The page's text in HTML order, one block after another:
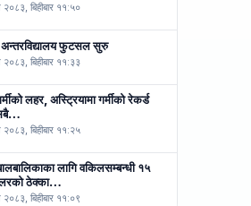
बिहीबार ११:५०
फुटसल सुरु
बिहीबार ११:३३
लहर, अस्ट्रियामा गर्मीको रेकर्ड
बिहीबार ११:२५
लागि वकिलसम्बन्धी १५
ठेक्का…
बिहीबार ११:०९